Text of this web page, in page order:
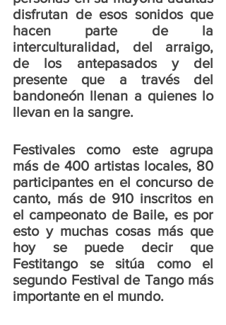
disfrutan de esos sonidos que
hacen parte de la
interculturalidad, del arraigo,
de los antepasados y del
presente que a través del
bandoneón llenan a quienes lo
llevan en la sangre.
Festivales como este agrupa
más de 400 artistas locales, 80
participantes en el concurso de
canto, más de 910 inscritos en
el campeonato de Baile, es por
esto y muchas cosas más que
hoy se puede decir que
Festitango se sitúa como el
segundo Festival de Tango más
importante en el mundo.